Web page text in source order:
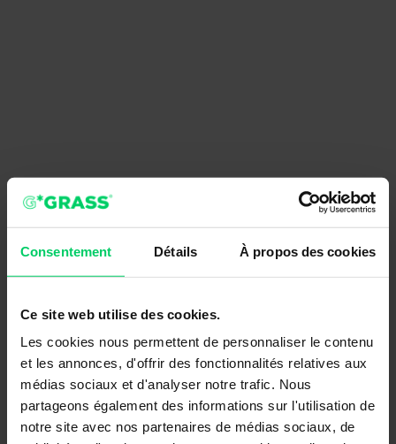
Consentement Détails À propos des cookies
Ce site web utilise des cookies.
Les cookies nous permettent de personnaliser le contenu
et les annonces, d'offrir des fonctionnalités relatives aux
médias sociaux et d'analyser notre trafic. Nous
partageons également des informations sur l'utilisation de
notre site avec nos partenaires de médias sociaux, de